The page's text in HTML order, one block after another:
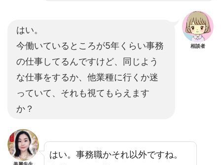
はい。
今働いているところが5年くらい事務
の仕事してるんですけど、同じよう
な仕事をするか、他業種に行くか迷
っていて、それも視てもらえます
か？
相談者
はい。事務職かそれ以外ですね。